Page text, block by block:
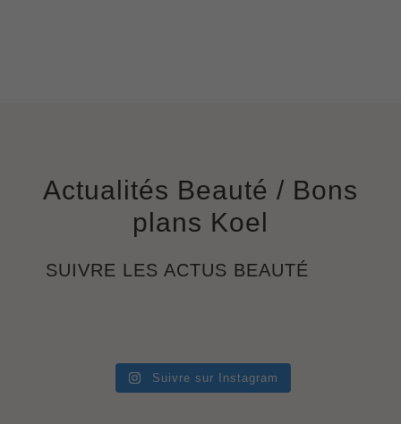
Actualités Beauté / Bons
plans Koel
SUIVRE LES ACTUS BEAUTÉ
Suivre sur Instagram